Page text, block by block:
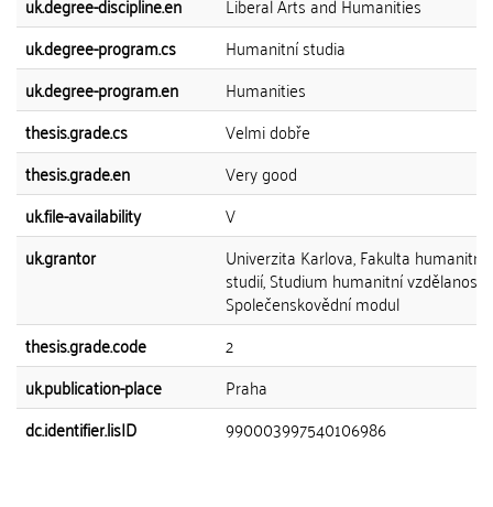
uk.degree-program.cs
Humanitní studia
uk.degree-program.en
Humanities
thesis.grade.cs
Velmi dobře
thesis.grade.en
Very good
uk.file-availability
V
uk.grantor
Univerzita Karlova, Fakulta
studií, Studium humanitní vzdělanosti
Společenskovědní modul
thesis.grade.code
2
uk.publication-place
Praha
dc.identifier.lisID
990003997540106986